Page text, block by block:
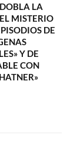
LA
MISTERIO
DE
Y DE
CON